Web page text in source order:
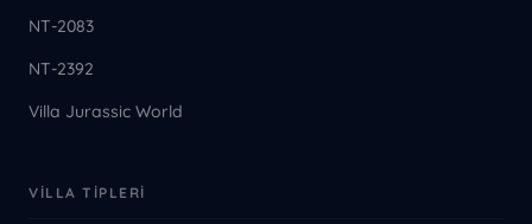
NT-2083
NT-2392
Villa Jurassic World
VILLA TIPLERI